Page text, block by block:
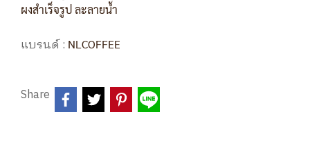
ผงสำเร็จรูป ละลายน้ำ
แบรนด์ : NLCOFFEE
Share